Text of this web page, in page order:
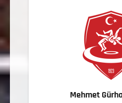
Mehmet